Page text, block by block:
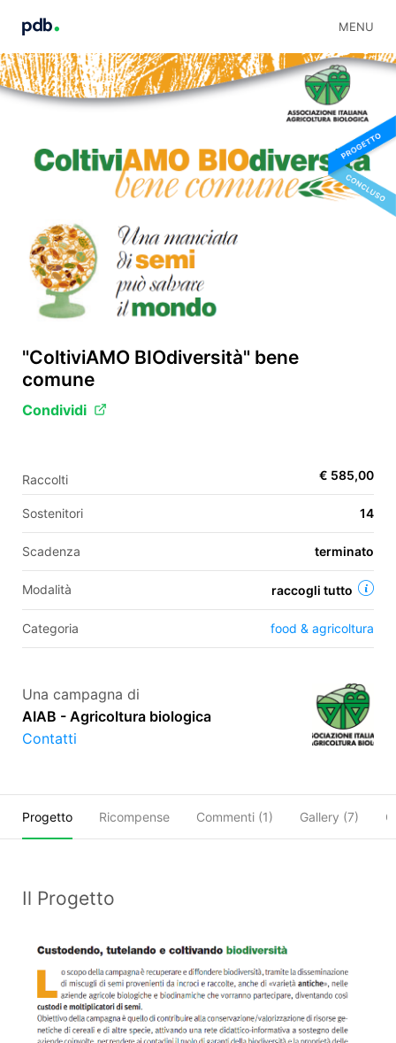
MENU
IT
FR
ES
"ColtiviAMO BIOdiversità" bene
comune
Condividi
Raccolti € 585,00
Sostenitori 14
Scadenza terminato
Modalità raccogli tutto
Categoria food & agricoltura
Una campagna di
AIAB - Agricoltura biologica
Contatti
Progetto Ricompense Commenti (1) Gallery (7)
Il Progetto